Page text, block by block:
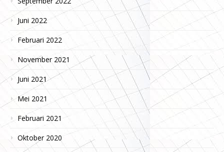
Juni 2022
Februari 2022
November 2021
Juni 2021
Mei 2021
Februari 2021
Oktober 2020